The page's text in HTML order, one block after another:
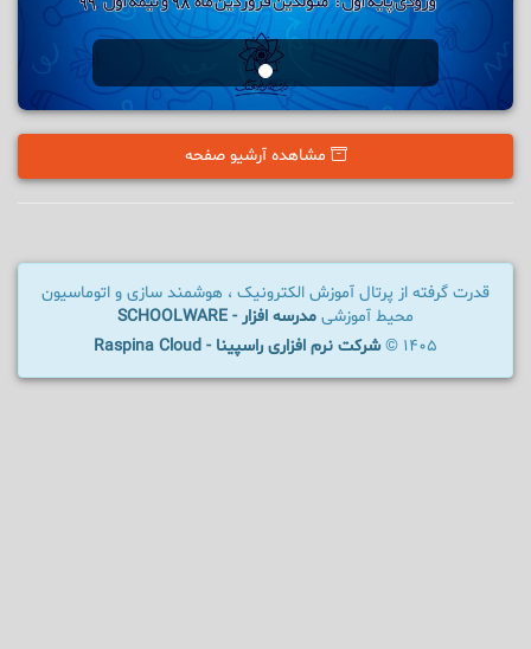
مشاهده آرشیو صفحه
قدرت گرفته از پرتال آموزش الکترونیک ، هوشمند سازی و اتوماسیون
محیط آموزشی مدرسه افزار - SCHOOLWARE
1405 ©
شرکت نرم افزاری راسپینا - Raspina Cloud